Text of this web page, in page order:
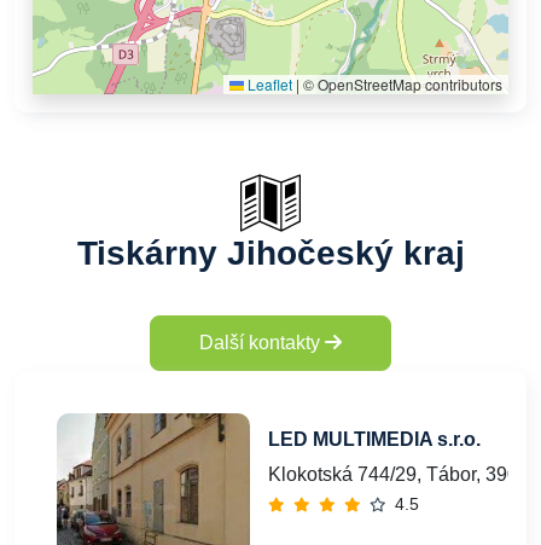
Leaflet | © OpenStreetMap contributors
Tiskárny Jihočeský kraj
Další kontakty
LED MULTIMEDIA s.r.o.
Klokotská 744/29, Tábor, 39001
4.5